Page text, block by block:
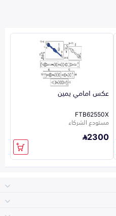
عكس امامي يمين
FTB62550X
مستودع الشركاء
2300